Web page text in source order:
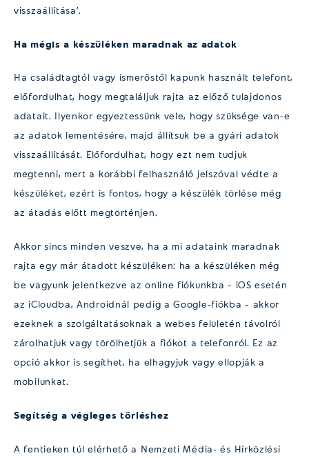
visszaállítása’.
Ha mégis a készüléken maradnak az adatok
Ha családtagtól vagy ismerőstől kapunk használt telefont,
előfordulhat, hogy megtaláljuk rajta az előző tulajdonos
adatait. Ilyenkor egyeztessünk vele, hogy szüksége van-e
az adatok lementésére, majd állítsuk be a gyári adatok
visszaállítását. Előfordulhat, hogy ezt nem tudjuk
megtenni, mert a korábbi felhasználó jelszóval védte a
készüléket, ezért is fontos, hogy a készülék törlése még
az átadás előtt megtörténjen.
Akkor sincs minden veszve, ha a mi adataink maradnak
rajta egy már átadott készüléken: ha a készüléken még
be vagyunk jelentkezve az online fiókunkba – iOS esetén
az iCloudba, Androidnál pedig a Google-fiókba – akkor
ezeknek a szolgáltatásoknak a webes felületén távolról
zárolhatjuk vagy törölhetjük a fiókot a telefonról. Ez az
opció akkor is segíthet, ha elhagyjuk vagy ellopják a
mobilunkat.
Segítség a végleges törléshez
A fentieken túl elérhető a Nemzeti Média- és Hírközlési